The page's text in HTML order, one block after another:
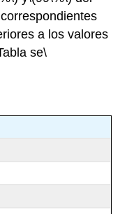
a los valores
se\